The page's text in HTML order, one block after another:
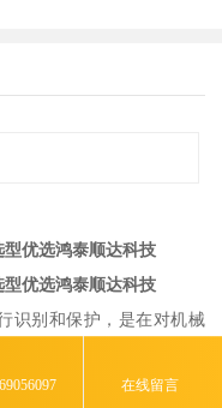
优选鸿泰顺达科技
优选鸿泰顺达科技
识别和保护，是在对机械
量，又提供反转保护。
在线留言